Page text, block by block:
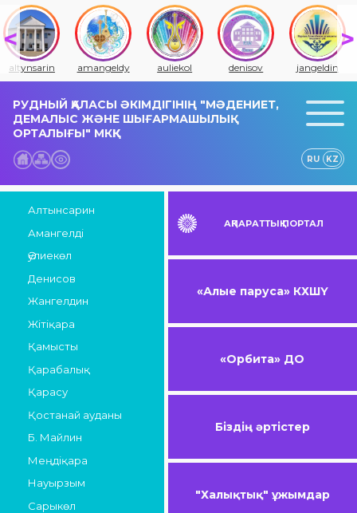
altynsarin amangeldy auliekol denisov jangeldin
РУДНЫЙ ҚАЛАСЫ ӘКІМДІГІНІҢ "МӘДЕНИЕТ,
ДЕМАЛЫС ЖӘНЕ ШЫҒАРМАШЫЛЫҚ
ОРТАЛЫҒЫ" МКҚК
RU KZ
Алтынсарин
Амангелді
Әулиекөл
Денисов
Жангелдин
Жітіқара
Қамысты
Қарабалық
Қарасу
Қостанай ауданы
Б. Майлин
Меңдіқара
Науырзым
Сарыкөл
АҚПАРАТТЫҚ ПОРТАЛ
«Алые паруса» КХШҮ
«Орбита» ДО
Біздің әртістер
"Халықтық" ұжымдар